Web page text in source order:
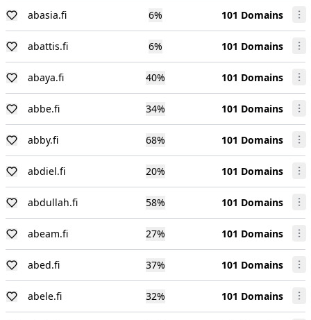
abasia.fi 6% 101 Domains
abattis.fi 6% 101 Domains
abaya.fi 40% 101 Domains
abbe.fi 34% 101 Domains
abby.fi 68% 101 Domains
abdiel.fi 20% 101 Domains
abdullah.fi 58% 101 Domains
abeam.fi 27% 101 Domains
abed.fi 37% 101 Domains
abele.fi 32% 101 Domains